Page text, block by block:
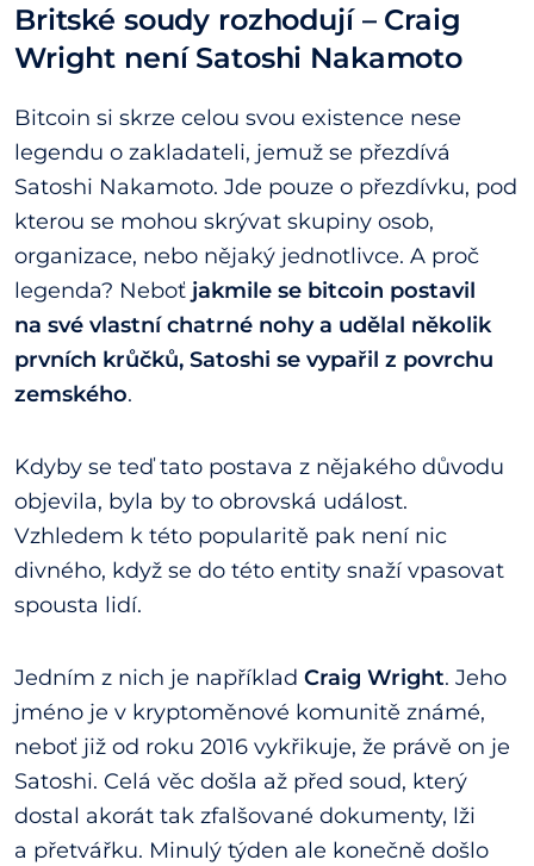
Britské soudy rozhodují – Craig
Wright není Satoshi Nakamoto
Bitcoin si skrze celou svou existence nese
legendu o zakladateli, jemuž se přezdívá
Satoshi Nakamoto. Jde pouze o přezdívku, pod
kterou se mohou skrývat skupiny osob,
organizace, nebo nějaký jednotlivce. A proč
legenda? Neboť jakmile se bitcoin postavil
na své vlastní chatrné nohy a udělal několik
prvních krůčků, Satoshi se vypařil z povrchu
zemského.
Kdyby se teď tato postava z nějakého důvodu
objevila, byla by to obrovská událost.
Vzhledem k této popularitě pak není nic
divného, když se do této entity snaží vpasovat
spousta lidí.
Jedním z nich je například Craig Wright. Jeho
jméno je v kryptoměnové komunitě známé,
neboť již od roku 2016 vykřikuje, že právě on je
Satoshi. Celá věc došla až před soud, který
dostal akorát tak zfalšované dokumenty, lži
a přetvářku. Minulý týden ale konečně došlo